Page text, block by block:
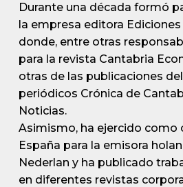
Durante una década formó
la empresa editora Ediciones
donde, entre otras
para la revista Cantabria
otras de las publicaciones
periódicos Crónica de
Noticias.
Asimismo, ha ejercido como
España para la emisora
Nederlan y ha publicado
en diferentes revistas